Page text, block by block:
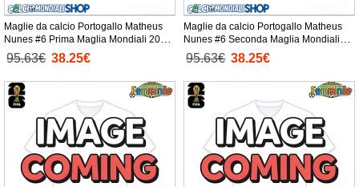
Maglie da calcio Portogallo Matheus
Nunes #6 Prima Maglia Mondiali 2026
Manica Corta
95.63€ 38.25€
Maglie da calcio Portogallo Matheus
Nunes #6 Seconda Maglia Mondiali
2026 Manica Corta
95.63€ 38.25€